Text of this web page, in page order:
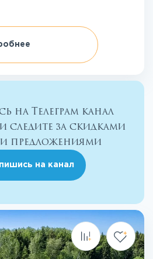
на Телеграм канал
следите за скидками
предложениями
на канал